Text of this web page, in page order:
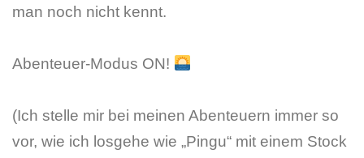
man noch nicht kennt.
Abenteuer-Modus ON!
(Ich stelle mir bei meinen Abenteuern immer so
vor, wie ich losgehe wie „Pingu“ mit einem Stock